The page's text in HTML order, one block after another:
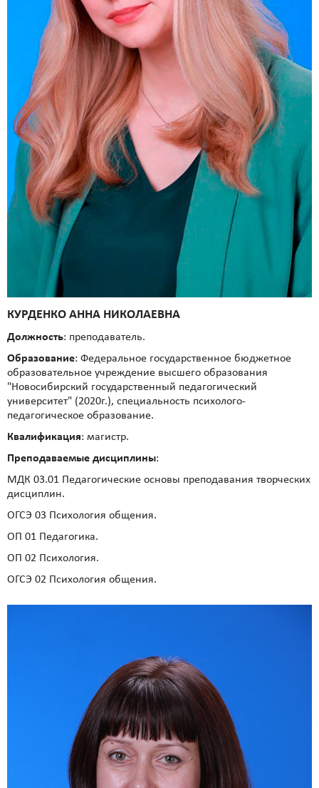
КУРДЕНКО АННА НИКОЛАЕВНА
Должность: преподаватель.
Образование: Федеральное государственное бюджетное
образовательное учреждение высшего образования
"Новосибирский государственный педагогический
университет" (2020г.), специальность психолого-
педагогическое образование.
Квалификация: магистр.
Преподаваемые дисциплины:
МДК 03.01 Педагогические основы преподавания творческих
дисциплин.
ОГСЭ 03 Психология общения.
ОП 01 Педагогика.
ОП 02 Психология.
ОГСЭ 02 Психология общения.